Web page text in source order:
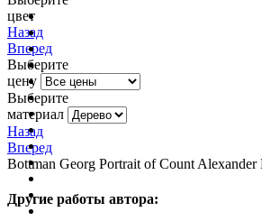
цвет
Назад
Вперед
Выберите
цену
Выберите
материал
Назад
Вперед
Bottman Georg Portrait of Count
Другие работы автора: